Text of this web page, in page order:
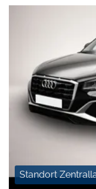
Standort